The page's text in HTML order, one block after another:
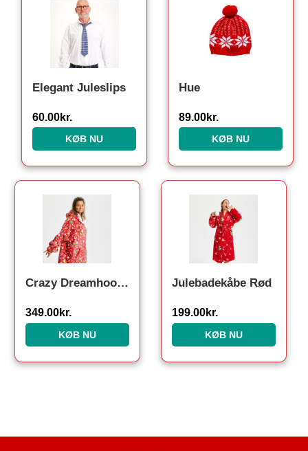
Elegant Juleslips
60.00kr.
KØB NU
Hue
89.00kr.
KØB NU
Crazy Dreamhoodie Rød – Voksen
349.00kr.
KØB NU
Julebadekåbe Rød
199.00kr.
KØB NU